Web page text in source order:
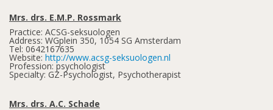
Mrs. drs. E.M.P. Rossmark
Practice: ACSG-seksuologen
Address: WGplein 350, 1054 SG Amsterdam
Tel: 0642167635
Website: http://www.acsg-seksuologen.nl
Profession: psychologist
Specialty: GZ-Psychologist, Psychotherapist
Mrs. drs. A.C. Schade